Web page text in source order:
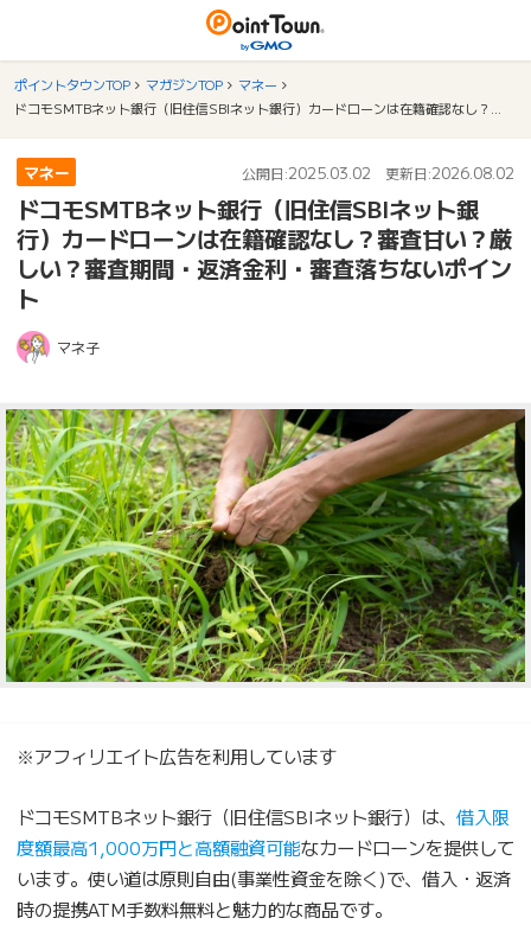
ポイントタウンTOP マガジンTOP
マネー
マネー 公開日:2025.03.02 更新日:2026.08.02
ドコモSMTBネット銀行（旧住信SBIネット銀
行）カードローンは在籍確認なし？審査甘い？厳
しい？審査期間・返済金利・審査落ちないポイン
ト
マネ子
※アフィリエイト広告を利用しています
ドコモSMTBネット銀行（旧住信SBIネット銀行）は、 借入限
度額最高1,000万円と高額融資可能なカードローンを提供して
います。使い道は原則自由(事業性資金を除く)で、借入・返済
時の提携ATM手数料無料と魅力的な商品です。